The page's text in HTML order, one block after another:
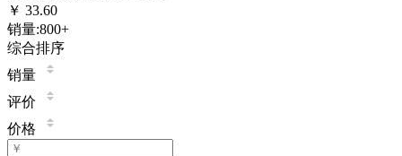
￥ 33.60
销量:800+
综合排序
销量
评价
价格